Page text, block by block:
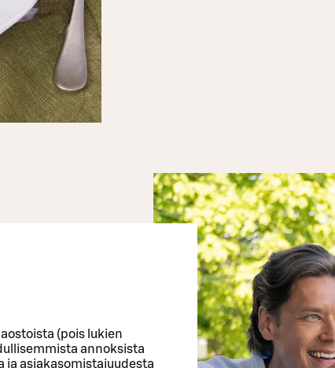
(pois lukien
annoksista
ja asiakasomistajuudesta